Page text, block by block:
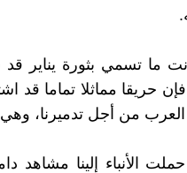
ما تسمي بثورة يناير
حريقا مماثلا تماما قد
العرب من أجل تدميرنا، وهي
الأنباء إلينا مشاهد